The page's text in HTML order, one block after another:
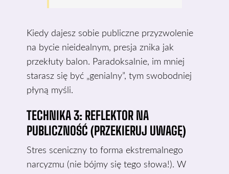
Kiedy dajesz sobie publiczne przyzwolenie
na bycie nieidealnym, presja znika jak
przekłuty balon. Paradoksalnie, im mniej
starasz się być „genialny”, tym swobodniej
płyną myśli.
TECHNIKA 3: REFLEKTOR NA
PUBLICZNOŚĆ (PRZEKIERUJ UWAGĘ)
Stres sceniczny to forma ekstremalnego
narcyzmu (nie bójmy się tego słowa!). W